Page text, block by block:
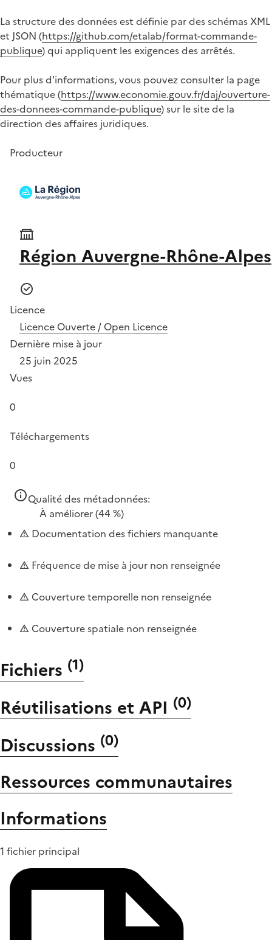
La structure des données est définie par des schémas XML
et JSON (https://github.com/etalab/format-commande-
publique) qui appliquent les exigences des arrêtés.
Pour plus d'informations, vous pouvez consulter la page
thématique (https://www.economie.gouv.fr/daj/ouverture-
des-donnees-commande-publique) sur le site de la
direction des affaires juridiques.
Producteur
Région Auvergne-Rhône-Alpes
Licence
Licence Ouverte / Open Licence
Dernière mise à jour
25 juin 2025
Vues
0
Téléchargements
0
Qualité des métadonnées:
À améliorer(44 %)
Documentation des fichiers manquante
Fréquence de mise à jour non renseignée
Couverture temporelle non renseignée
Couverture spatiale non renseignée
Fichiers (1)
Réutilisations et API (0)
Discussions (0)
Ressources communautaires
Informations
1 fichier principal